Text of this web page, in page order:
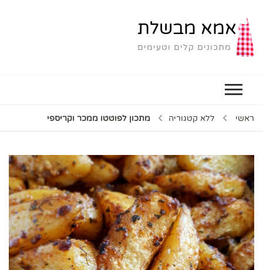
אמא מבשלת
מתכונים קלים וטעימים
ראשי ללא קטגוריה מתכון לפוטטו ממכר וקריספי